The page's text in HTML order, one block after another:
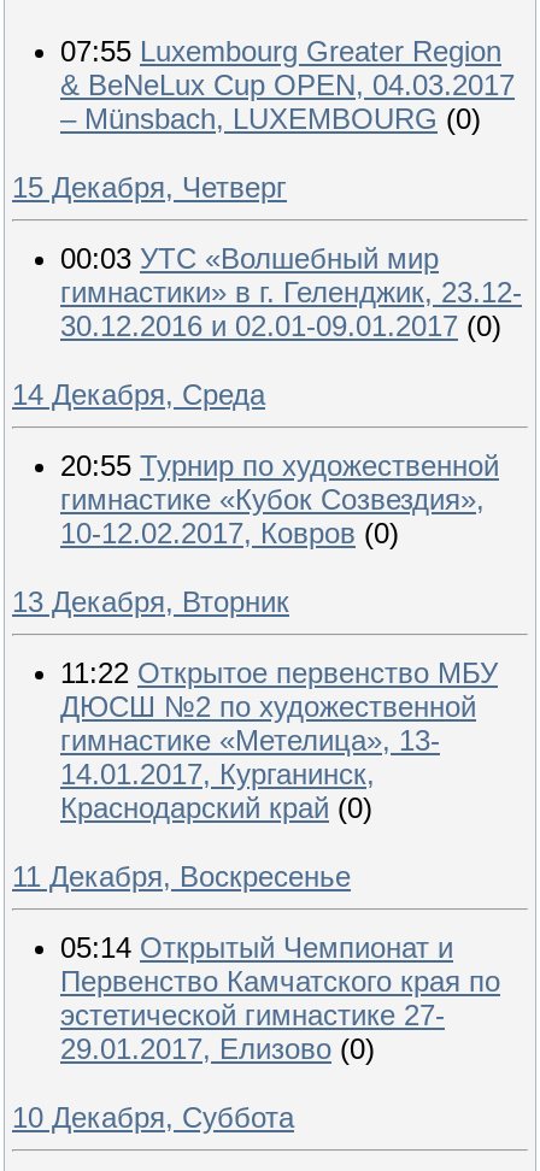
07:55 Luxembourg Greater Region
& BeNeLux Cup OPEN, 04.03.2017
– Münsbach, LUXEMBOURG (0)
15 Декабря, Четверг
00:03 УТС «Волшебный мир
гимнастики» в г. Геленджик, 23.12-
30.12.2016 и 02.01-09.01.2017 (0)
14 Декабря, Среда
20:55 Турнир по художественной
гимнастике «Кубок Созвездия»,
10-12.02.2017, Ковров (0)
13 Декабря, Вторник
11:22 Открытое первенство МБУ
ДЮСШ №2 по художественной
гимнастике «Метелица», 13-
14.01.2017, Курганинск,
Краснодарский край (0)
11 Декабря, Воскресенье
05:14 Открытый Чемпионат и
Первенство Камчатского края по
эстетической гимнастике 27-
29.01.2017, Елизово (0)
10 Декабря, Суббота